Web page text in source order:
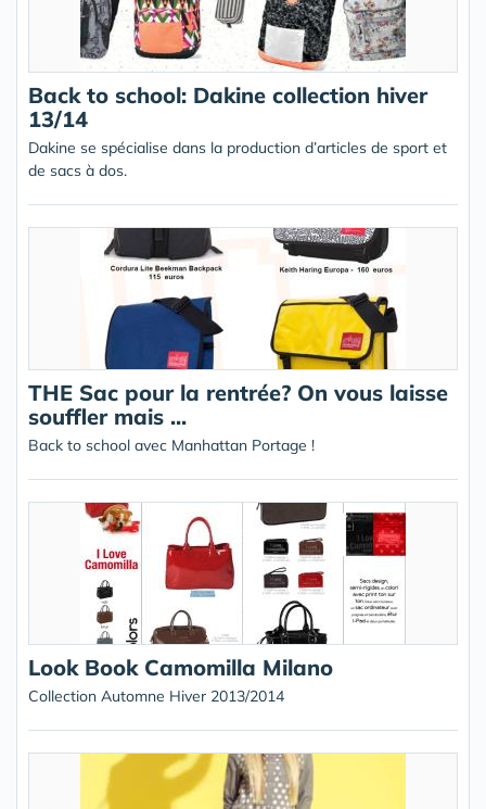
Back to school: Dakine collection hiver
13/14
Dakine se spécialise dans la production d’articles de sport et
de sacs à dos.
THE Sac pour la rentrée? On vous laisse
souffler mais ...
Back to school avec Manhattan Portage !
Look Book Camomilla Milano
Collection Automne Hiver 2013/2014